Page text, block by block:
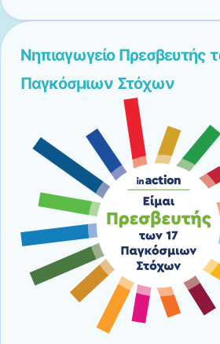
Νηπιαγωγείο Πρεσβευτής
Παγκόσμιων Στόχων